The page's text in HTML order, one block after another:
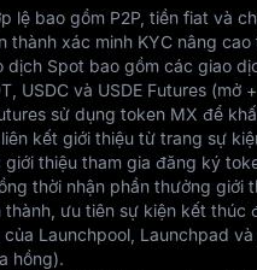
lệ bao gồm P2P, tiền fiat và
thành xác minh KYC nâng
dịch Spot bao gồm các giao
USDC và USDE Futures
sử dụng token MX để
kết giới thiệu từ trang sự
thiệu tham gia đăng ký
thời nhận phần thưởng
thành, ưu tiên sự kiện kết
Launchpool, Launchpad
hồng).